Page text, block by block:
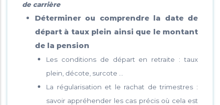
de carrière
Déterminer ou comprendre la date de
départ à taux plein ainsi que le montant
de la pension
Les conditions de départ en retraite : taux
plein, décote, surcote …
La régularisation et le rachat de trimestres :
savoir appréhender les cas précis où cela est